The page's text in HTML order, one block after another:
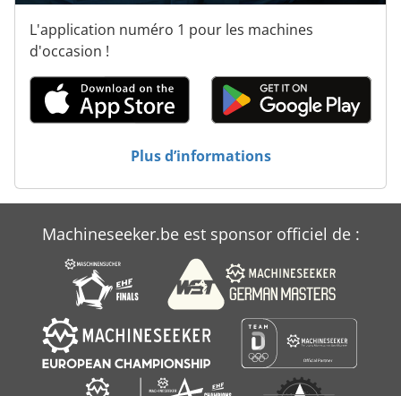
Chargeuse À Bois
Chariot De Chargement
Location De Chargeur De Roue
Unité De Charge
Wagon De Charge Lourde
L'application numéro 1 pour les machines
d'occasion !
Plus d’informations
Machineseeker.be est sponsor officiel de :